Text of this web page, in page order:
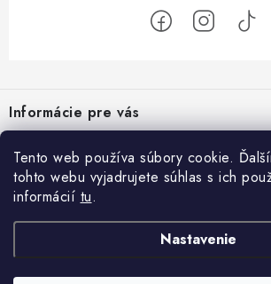
Tento web používa súbory cookie.
tohto webu vyjadrujete súhlas s ich
informácií tu.
Nastavenie
p
ä
Informácie pre vás
Všeobecné obchodné podmienky
Podmienky ochrany osobných údajov
Prijímame online platby
Blog
Veterinárne diéty: sprievodca výberom
krmiva
8.10.2025